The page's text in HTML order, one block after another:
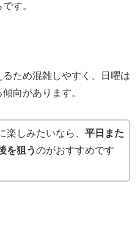
す。
ため混雑しやすく、日曜は
向があります。
楽しみたいなら、 平日また
を狙うのがおすすめです